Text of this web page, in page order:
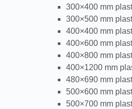
300×400 mm
300×500 mm
400×400 mm
400×600 mm
400×800 mm
400×1200 mm
480×690 mm
500×600 mm
500×700 mm